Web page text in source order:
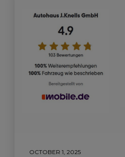
OCTOBER 1, 2025